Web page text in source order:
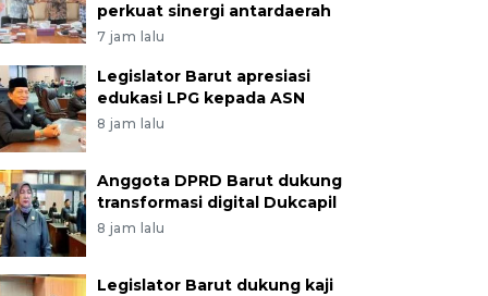
perkuat sinergi antardaerah
7 jam lalu
Legislator Barut apresiasi
edukasi LPG kepada ASN
8 jam lalu
Anggota DPRD Barut dukung
transformasi digital Dukcapil
8 jam lalu
Legislator Barut dukung kaji